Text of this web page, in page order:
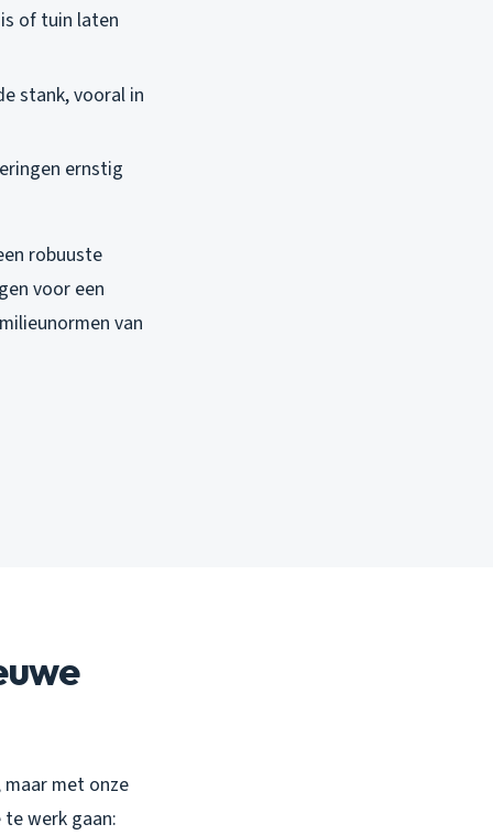
of tuin laten
stank, vooral in
ernstig
robuuste
voor een
van
met onze
werk gaan: